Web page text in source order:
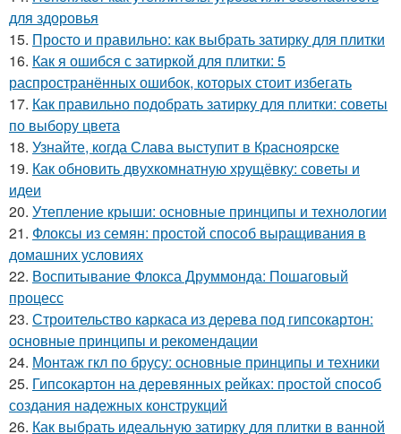
для здоровья
15. Просто и правильно: как выбрать затирку для плитки
16. Как я ошибся с затиркой для плитки: 5
распространённых ошибок, которых стоит избегать
17. Как правильно подобрать затирку для плитки: советы
по выбору цвета
18. Узнайте, когда Слава выступит в Красноярске
19. Как обновить двухкомнатную хрущёвку: советы и
идеи
20. Утепление крыши: основные принципы и технологии
21. Флоксы из семян: простой способ выращивания в
домашних условиях
22. Воспитывание Флокса Друммонда: Пошаговый
процесс
23. Строительство каркаса из дерева под гипсокартон:
основные принципы и рекомендации
24. Монтаж гкл по брусу: основные принципы и техники
25. Гипсокартон на деревянных рейках: простой способ
создания надежных конструкций
26. Как выбрать идеальную затирку для плитки в ванной